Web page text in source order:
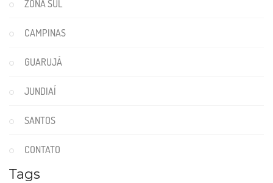
ZONA SUL
CAMPINAS
GUARUJÁ
JUNDIAÍ
SANTOS
CONTATO
Tags